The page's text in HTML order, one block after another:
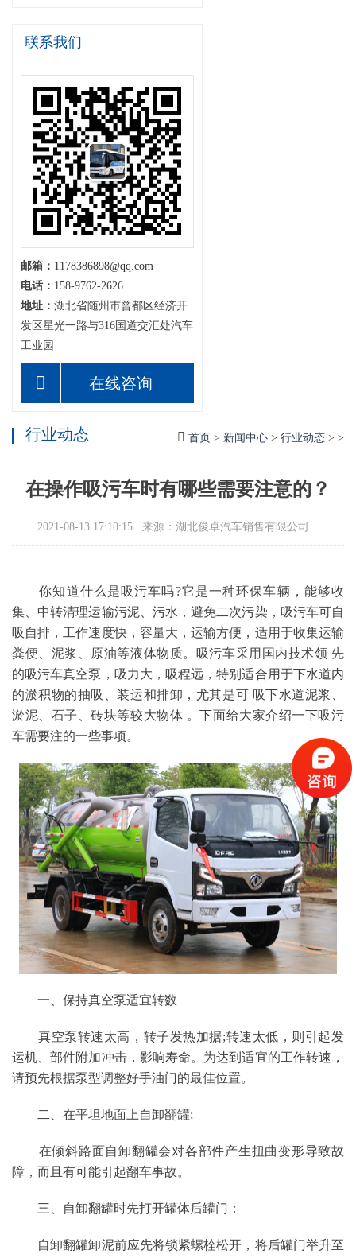
联系我们
邮箱： 1178386898@qq.com
电话： 158-9762-2626
地址： 湖北省随州市曾都区经济开
发区星光一路与316国道交汇处汽车
工业园
在线咨询
首页 > 新闻中心 > 行业动态 > >
行业动态
在操作吸污车时有哪些需要注意的？
2021-08-13 17:10:15 来源：湖北俊卓汽车销售有限公司
你知道什么是吸污车吗?它是一种环保车辆，能够收
集、中转清理运输污泥、污水，避免二次污染，吸污车可自
吸自排，工作速度快，容量大，运输方便，适用于收集运输
粪便、泥浆、原油等液体物质。吸污车采用国内技术领 先
的吸污车真空泵，吸力大，吸程远，特别适合用于下水道内
的淤积物的抽吸、装运和排卸，尤其是可 吸下水道泥浆、
淤泥、石子、砖块等较大物体 。下面给大家介绍一下吸污
车需要注的一些事项。
一、保持真空泵适宜转数
真空泵转速太高，转子发热加据;转速太低，则引起发
运机、部件附加冲击，影响寿命。为达到适宜的工作转速，
请预先根据泵型调整好手油门的最佳位置。
二、在平坦地面上自卸翻罐;
在倾斜路面自卸翻罐会对各部件产生扭曲变形导致故
障，而且有可能引起翻车事故。
三、自卸翻罐时先打开罐体后罐门：
自卸翻罐卸泥前应先将锁紧螺栓松开，将后罐门举升至